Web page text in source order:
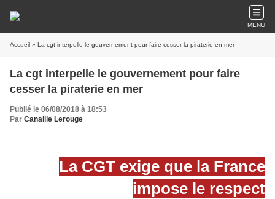
MENU
Accueil » La cgt interpelle le gouvernement pour faire cesser la piraterie en mer
La cgt interpelle le gouvernement pour faire
cesser la piraterie en mer
Publié le 06/08/2018 à 18:53
Par Canaille Lerouge
La CGT exige que la France
impose le respect